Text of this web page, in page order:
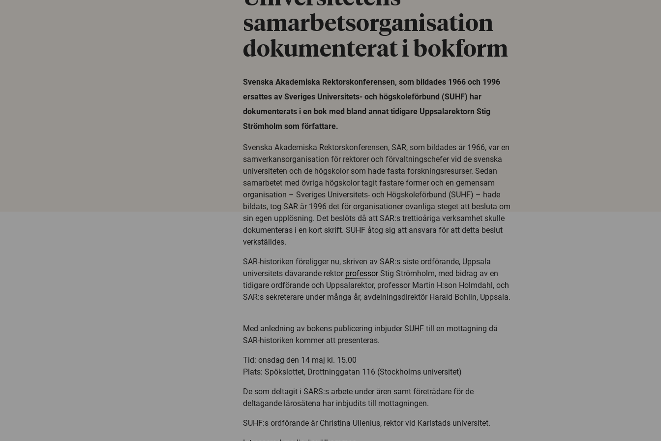
samarbetsorganisation
dokumenterat i bokform
Svenska Akademiska Rektorskonferensen, som bildades 1966 och 1996
ersattes av Sveriges Universitets- och högskoleförbund (SUHF) har
dokumenterats i en bok med bland annat tidigare Uppsalarektorn Stig
Strömholm som författare.
Svenska Akademiska Rektorskonferensen, SAR, som bildades år 1966, var en
samverkansorganisation för rektorer och förvaltningschefer vid de svenska
universiteten och de högskolor som hade fasta forskningsresurser. Sedan
samarbetet med övriga högskolor tagit fastare former och en gemensam
organisation – Sveriges Universitets- och Högskoleförbund (SUHF) – hade
bildats, tog SAR år 1996 det för organisationer ovanliga steget att besluta om
sin egen upplösning. Det beslöts då att SAR:s trettioåriga verksamhet skulle
dokumenteras i en kort skrift. SUHF åtog sig att ansvara för att detta beslut
verkställdes.
SAR-historiken föreligger nu, skriven av SAR:s siste ordförande, Uppsala
universitets dåvarande rektor professorStig Strömholm, med bidrag av en
tidigare ordförande och Uppsalarektor, professor Martin H:son Holmdahl, och
SAR:s sekreterare under många år, avdelningsdirektör Harald Bohlin, Uppsala.
Med anledning av bokens publicering inbjuder SUHF till en mottagning då
SAR-historiken kommer att presenteras.
Tid: onsdag den 14 maj kl. 15.00
Plats: Spökslottet, Drottninggatan 116 (Stockholms universitet)
De som deltagit i SARS:s arbete under åren samt företrädare för de
deltagande lärosätena har inbjudits till mottagningen.
SUHF:s ordförande är Christina Ullenius, rektor vid Karlstads universitet.